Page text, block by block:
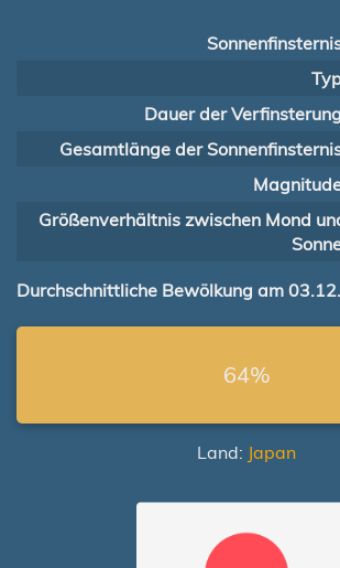
Dauer der
Gesamtlänge der
Größenverhältnis zwischen Mond
Durchschnittliche Bewölkung am
64%
Land: Japan